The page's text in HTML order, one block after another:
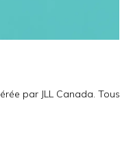
par JLL Canada. Tous